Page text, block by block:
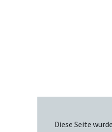
Diese Seite